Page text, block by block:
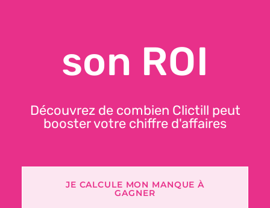
son ROI
Découvrez de combien Clictill peut
booster votre chiffre d'affaires
JE CALCULE MON MANQUE À
GAGNER